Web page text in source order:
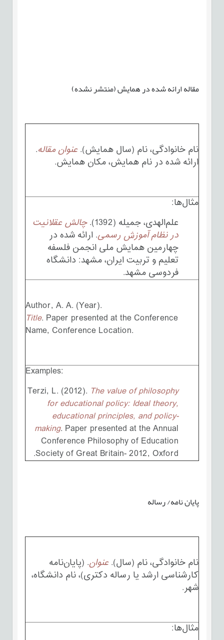
مقاله ارائه شده در همایش (منتشر نشده)
نام خانوادگی، نام (سال همایش).عنوان مقاله.
ارائه شده در نام همایش، مکان همایش.
مثال‌ها:
علم‌الهدی، جمیله (1392).
چالش عقلانیت
در نظام آموزش رسمی. ارائه شده در
چهارمین همایش ملی انجمن فلسفه
تعلیم و تربیت ایران، مشهد: دانشگاه
فردوسی مشهد.
Author, A. A. (Year).
Title . Paper presented at the Conference
Name, Conference Location.
Examples:
Terzi, L. (2012).The value of philosophy
for educational policy: Ideal theory,
educational principles, and policy-
making . Paper presented at the Annual
Conference Philosophy of Education
Society of Great Britain- 2012, Oxford.
پایان نامه/ رساله
نام خانوادگی، نام (سال).عنوان. (پایان‌نامه
کارشناسی ارشد یا رساله دکتری)، نام دانشگاه،
شهر.
مثال‌ها: